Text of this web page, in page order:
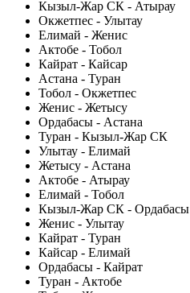
Кызыл-Жар СК - Атырау
Окжетпес - Улытау
Елимай - Женис
Актобе - Тобол
Кайрат - Кайсар
Астана - Туран
Тобол - Окжетпес
Женис - Жетысу
Ордабасы - Астана
Туран - Кызыл-Жар СК
Улытау - Елимай
Жетысу - Астана
Актобе - Атырау
Елимай - Тобол
Кызыл-Жар СК - Ордабасы
Женис - Улытау
Кайрат - Туран
Кайсар - Елимай
Ордабасы - Кайрат
Туран - Актобе